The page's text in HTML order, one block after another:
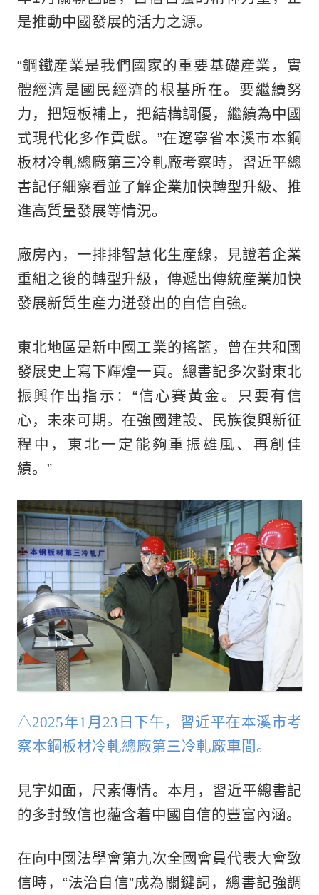
是推動中國發展的活力之源。
“鋼鐵産業是我們國家的重要基礎産業，實
體經濟是國民經濟的根基所在。要繼續努
力，把短板補上，把結構調優，繼續為中國
式現代化多作貢獻。”在遼寧省本溪市本鋼
板材冷軋總廠第三冷軋廠考察時，習近平總
書記仔細察看並了解企業加快轉型升級、推
進高質量發展等情況。
廠房內，一排排智慧化生産線，見證着企業
重組之後的轉型升級，傳遞出傳統産業加快
發展新質生産力迸發出的自信自強。
東北地區是新中國工業的搖籃，曾在共和國
發展史上寫下輝煌一頁。總書記多次對東北
振興作出指示：“信心賽黃金。只要有信
心，未來可期。在強國建設、民族復興新征
程中，東北一定能夠重振雄風、再創佳
績。”
△2025年1月23日下午，習近平在本溪市考
察本鋼板材冷軋總廠第三冷軋廠車間。
見字如面，尺素傳情。本月，習近平總書記
的多封致信也蘊含着中國自信的豐富內涵。
在向中國法學會第九次全國會員代表大會致
信時，“法治自信”成為關鍵詞，總書記強調